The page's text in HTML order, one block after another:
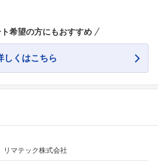
希望の方にもおすすめ
しくはこちら
リマテック株式会社